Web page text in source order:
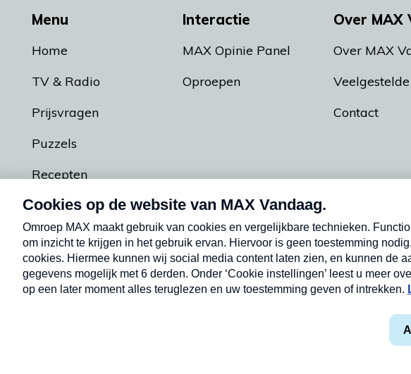
Menu
Home
TV & Radio
Prijsvragen
Puzzels
Recepten
Podcasts
Interactie
MAX Opinie Panel
Oproepen
Over MAX
Over MAX
Contact